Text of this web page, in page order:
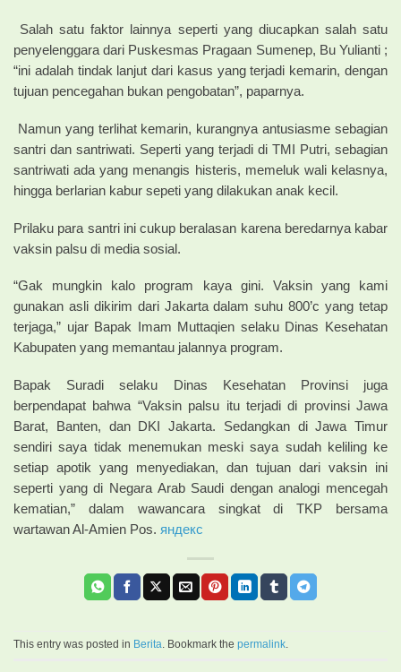
Salah satu faktor lainnya seperti yang diucapkan salah satu
penyelenggara dari Puskesmas Pragaan Sumenep, Bu Yulianti ;
“ini adalah tindak lanjut dari kasus yang terjadi kemarin, dengan
tujuan pencegahan bukan pengobatan”, paparnya.
Namun yang terlihat kemarin, kurangnya antusiasme sebagian
santri dan santriwati. Seperti yang terjadi di TMI Putri, sebagian
santriwati ada yang menangis histeris, memeluk wali kelasnya,
hingga berlarian kabur sepeti yang dilakukan anak kecil.
Prilaku para santri ini cukup beralasan karena beredarnya kabar
vaksin palsu di media sosial.
“Gak mungkin kalo program kaya gini. Vaksin yang kami
gunakan asli dikirim dari Jakarta dalam suhu 800’c yang tetap
terjaga,” ujar Bapak Imam Muttaqien selaku Dinas Kesehatan
Kabupaten yang memantau jalannya program.
Bapak Suradi selaku Dinas Kesehatan Provinsi juga
berpendapat bahwa “Vaksin palsu itu terjadi di provinsi Jawa
Barat, Banten, dan DKI Jakarta. Sedangkan di Jawa Timur
sendiri saya tidak menemukan meski saya sudah keliling ke
setiap apotik yang menyediakan, dan tujuan dari vaksin ini
seperti yang di Negara Arab Saudi dengan analogi mencegah
kematian,” dalam wawancara singkat di TKP bersama
wartawan Al-Amien Pos. яндекс
This entry was posted in Berita . Bookmark the permalink